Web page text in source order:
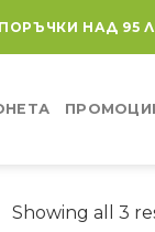
НАД 95
Showing all 3